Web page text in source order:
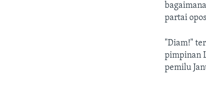
partai
"Diam!"
pimpinan
pemilu